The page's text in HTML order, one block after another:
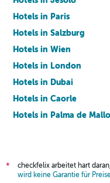
Hotels in Paris
Hotels in Salzburg
Hotels in Wien
Hotels in London
Hotels in Dubai
Hotels in Caorle
Hotels in Palma de
*
checkfelix arbeitet hart
wird keine Garantie für